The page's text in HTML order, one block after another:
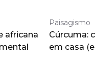
africana
Paisagismo
Cúrcuma:
em casa